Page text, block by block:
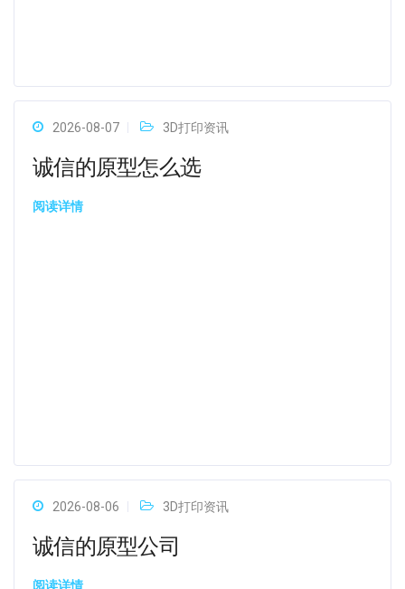
2026-08-07 3D打印资讯
诚信的原型怎么选
阅读详情
2026-08-06 3D打印资讯
诚信的原型公司
阅读详情